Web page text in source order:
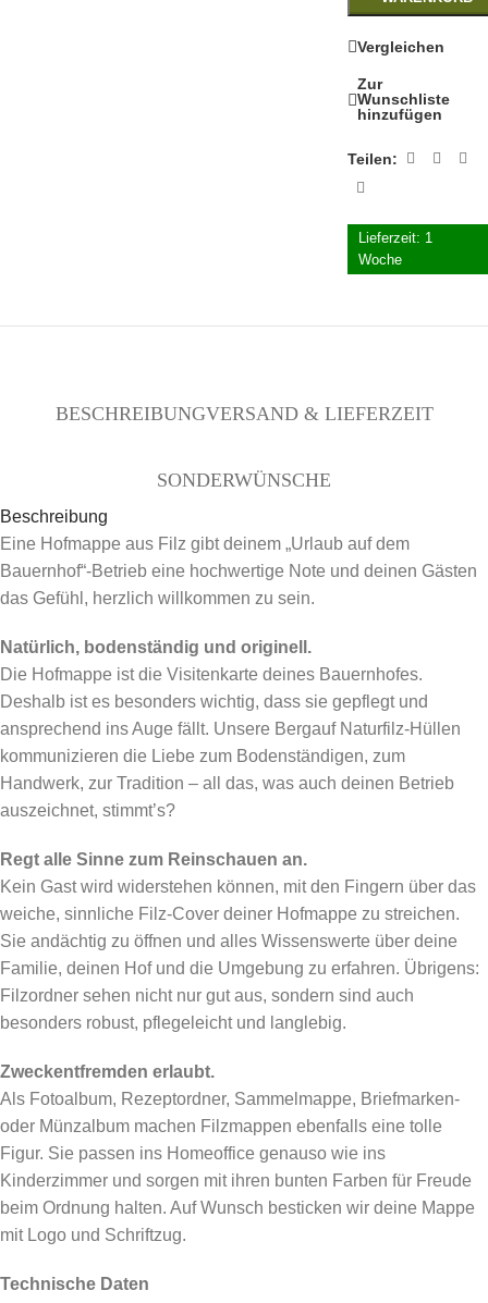
Vergleichen
Zur
Wunschliste
hinzufügen
Teilen:
Lieferzeit: 1
Woche
BESCHREIBUNGVERSAND & LIEFERZEIT
SONDERWÜNSCHE
Beschreibung
Eine Hofmappe aus Filz gibt deinem „Urlaub auf dem
Bauernhof“-Betrieb eine hochwertige Note und deinen Gästen
das Gefühl, herzlich willkommen zu sein.
Natürlich, bodenständig und originell.
Die Hofmappe ist die Visitenkarte deines Bauernhofes.
Deshalb ist es besonders wichtig, dass sie gepflegt und
ansprechend ins Auge fällt. Unsere Bergauf Naturfilz-Hüllen
kommunizieren die Liebe zum Bodenständigen, zum
Handwerk, zur Tradition – all das, was auch deinen Betrieb
auszeichnet, stimmt’s?
Regt alle Sinne zum Reinschauen an.
Kein Gast wird widerstehen können, mit den Fingern über das
weiche, sinnliche Filz-Cover deiner Hofmappe zu streichen.
Sie andächtig zu öffnen und alles Wissenswerte über deine
Familie, deinen Hof und die Umgebung zu erfahren. Übrigens:
Filzordner sehen nicht nur gut aus, sondern sind auch
besonders robust, pflegeleicht und langlebig.
Zweckentfremden erlaubt.
Als Fotoalbum, Rezeptordner, Sammelmappe, Briefmarken-
oder Münzalbum machen Filzmappen ebenfalls eine tolle
Figur. Sie passen ins Homeoffice genauso wie ins
Kinderzimmer und sorgen mit ihren bunten Farben für Freude
beim Ordnung halten. Auf Wunsch besticken wir deine Mappe
mit Logo und Schriftzug.
Technische Daten